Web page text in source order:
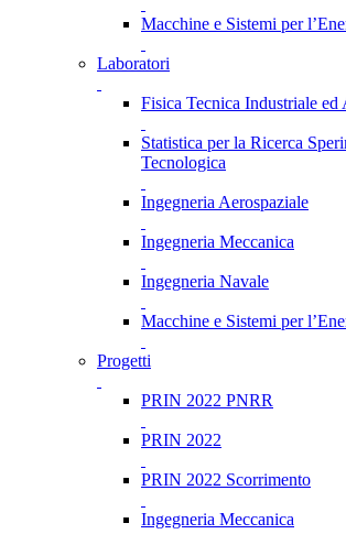
Macchine e Sistemi per
Laboratori
Fisica Tecnica Industriale ed
Statistica per la Ricerca
Tecnologica
Ingegneria Aerospaziale
Ingegneria Meccanica
Ingegneria Navale
Macchine e Sistemi per
Progetti
PRIN 2022 PNRR
PRIN 2022
PRIN 2022 Scorrimento
Ingegneria Meccanica